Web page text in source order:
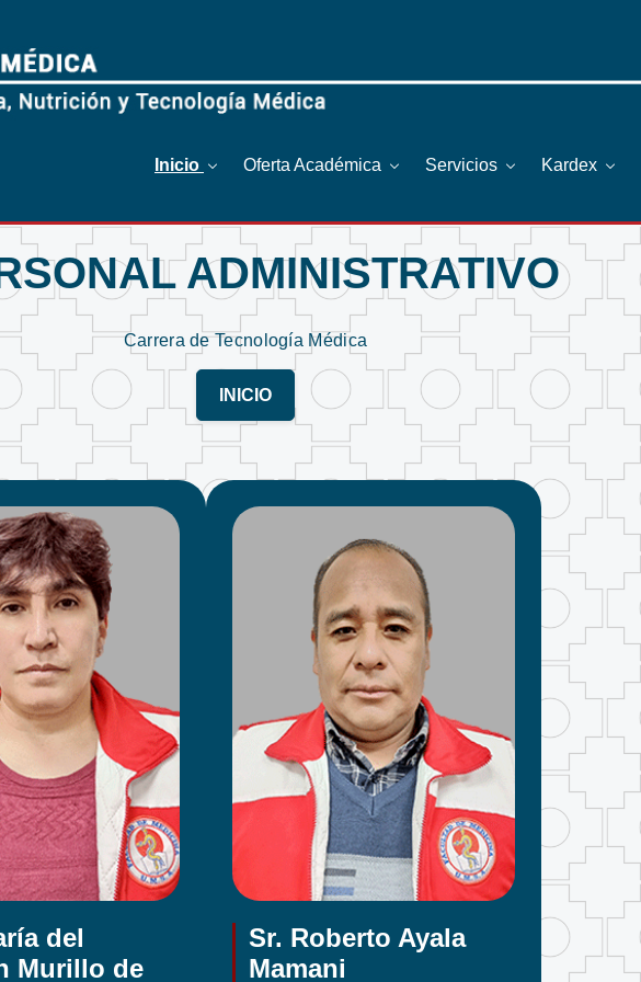
Inicio Oferta Académica Servicios Kardex
ADMINISTRATIVO
Carrera de Tecnología Médica
INICIO
del
Murillo de
Sr. Roberto Ayala
Mamani